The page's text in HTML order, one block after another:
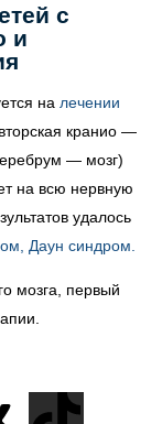
с
и
на лечении
кранио —
— мозг)
на всю нервную
удалось
Даун синдром.
мозга, первый